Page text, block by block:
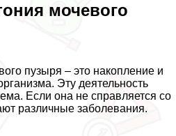
мочевого
пузыря – это накопление и
Эту деятельность
Если она не справляется со
различные заболевания.